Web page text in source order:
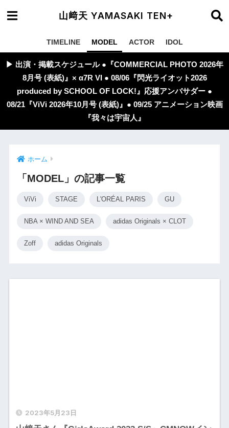
山﨑天 YAMASAKI TEN+
TIMELINE MODEL ACTOR IDOL
▶︎ 出演・掲載スケジュール ●『COMMERCIAL PHOTO 2026年
8月号 (表紙)』× α7R VI ● 08/06『閃光ライオット2026
produced by SCHOOL OF LOCK!』応援アンバサダー ●
08/21『ViVi 2026年10月号 (表紙)』● 09/25 アニメーション映画
『我々は宇宙人』
ホーム
「MODEL」の記事一覧
ViVi STAGE L'ORÉAL PARIS GU
NBA × WIND AND SEA adidas Originals × CLOT
Zoff adidas Originals
2023年5月23日